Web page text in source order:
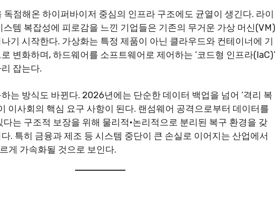
독점해온 하이퍼바이저 중심의 인프라 구조에도 균열이 생긴다. 라이
스템 복잡성에 피로감을 느낀 기업들은 기존의 무거운 가상 머신(VM)
기 시작한다. 가상화는 특정 제품이 아닌 클라우드와 컨테이너에 기
변화하며, 하드웨어를 소프트웨어로 제어하는 ‘코드형 인프라(IaC)’
잡는다.
는 방식도 바뀐다. 2026년에는 단순한 데이터 백업을 넘어 ‘격리 복
이사회의 핵심 요구 사항이 된다. 랜섬웨어 공격으로부터 데이터를
다는 구조적 보장을 위해 물리적·논리적으로 분리된 복구 환경을 갖
. 특히 금융과 제조 등 시스템 중단이 큰 손실로 이어지는 산업에서
게 가속화될 것으로 보인다.